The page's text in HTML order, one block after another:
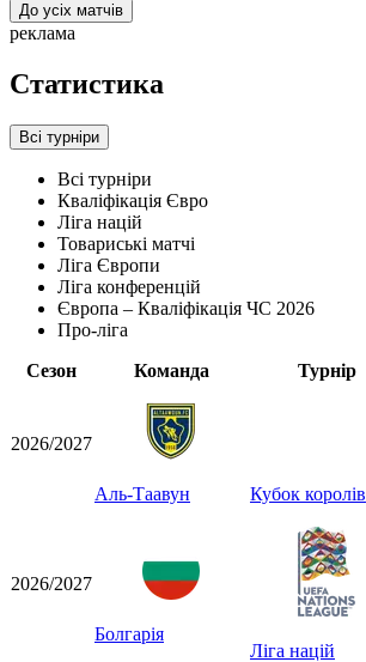
До усіх матчів
реклама
Статистика
Всі турніри
Всі турніри
Кваліфікація Євро
Ліга націй
Товариські матчі
Ліга Європи
Ліга конференцій
Європа – Кваліфікація ЧС 2026
Про-ліга
Сезон
Команда Турнір
2026/2027
Аль-Таавун Кубок королів
2026/2027
Болгарія
Ліга націй